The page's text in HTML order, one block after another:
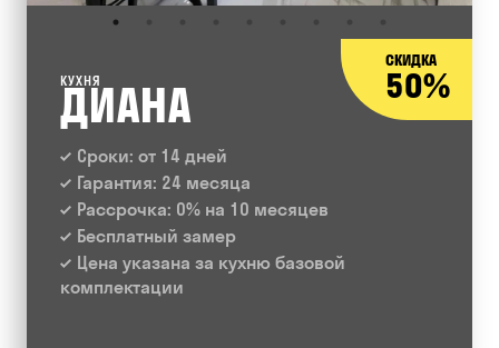
СКИДКА
50%
КУХНЯ
ДИАНА
Сроки: от 14 дней
Гарантия: 24 месяца
Рассрочка: 0% на 10 месяцев
Бесплатный замер
Цена указана за кухню базовой
комплектации